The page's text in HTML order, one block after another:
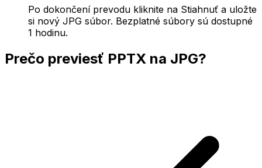
Po dokončení prevodu kliknite na Stiahnuť a uložte
si nový JPG súbor. Bezplatné súbory sú dostupné
1 hodinu.
Prečo previesť PPTX na JPG?